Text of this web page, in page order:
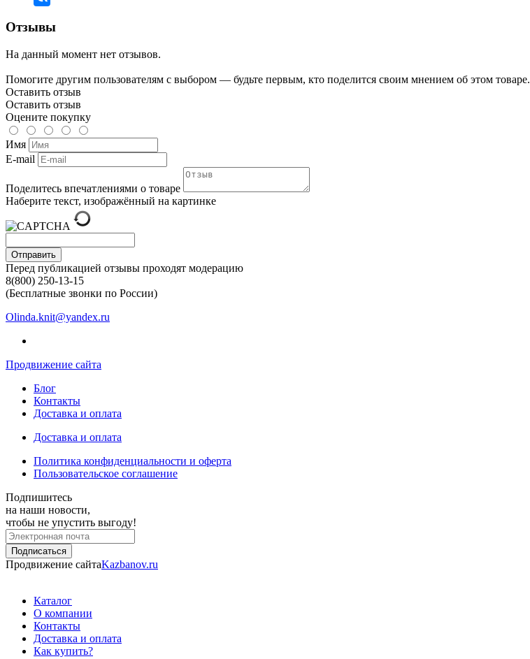
Отзывы
На данный момент нет отзывов.
Помогите другим пользователям с выбором — будьте первым, кто поделится своим мнением об этом товаре.
Оставить отзыв
Оставить отзыв
Оцените покупку
Имя
E-mail
Поделитесь впечатлениями о товаре
Наберите текст, изображённый на картинке
Отправить
Перед публикацией отзывы проходят модерацию
8(800) 250-13-15
(Бесплатные звонки по России)
Olinda.knit@yandex.ru
Продвижение сайта
Блог
Контакты
Доставка и оплата
Доставка и оплата
Политика конфиденциальности и оферта
Пользовательское соглашение
Подпишитесь
на наши новости,
чтобы не упустить выгоду!
Продвижение сайтаKazbanov.ru
Каталог
О компании
Контакты
Доставка и оплата
Как купить?